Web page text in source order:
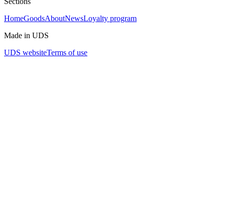
HomeGoodsAboutNewsLoyalty program
Made in UDS
UDS websiteTerms of use